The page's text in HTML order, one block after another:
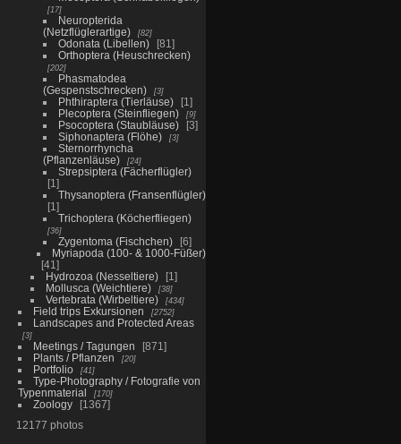
17
Neuropterida
(Netzflüglerartige)
82
Odonata (Libellen)
81
Orthoptera (Heuschrecken)
202
Phasmatodea
(Gespenstschrecken)
3
Phthiraptera (Tierläuse)
1
Plecoptera (Steinfliegen)
9
Psocoptera (Staubläuse)
3
Siphonaptera (Flöhe)
3
Sternorrhyncha
(Pflanzenläuse)
24
Strepsiptera (Fächerflügler)
1
Thysanoptera (Fransenflügler)
1
Trichoptera (Köcherfliegen)
36
Zygentoma (Fischchen)
6
Myriapoda (100- & 1000-Füßer)
41
Hydrozoa (Nesseltiere)
1
Mollusca (Weichtiere)
38
Vertebrata (Wirbeltiere) 434
Field trips Exkursionen 2752
Landscapes and Protected Areas
3
Meetings / Tagungen
871
Plants / Pflanzen
20
Portfolio 41
Type-Photography / Fotografie von
Typenmaterial
170
Zoology
1367
12177 photos